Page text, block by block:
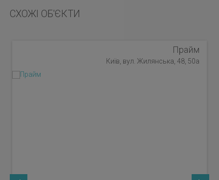
СХОЖІ ОБ'ЄКТИ
Прайм
Київ, вул. Жилянська, 48, 50а